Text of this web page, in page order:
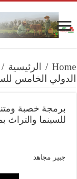
Home
/ الرئيسية /
الدولي الخامس
برمجة خصبة
للسينما والتراث
جبير مجاهد